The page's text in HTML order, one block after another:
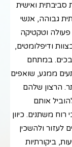
סביבתית ואישית
גבוהה, אנשי
וטקטיקה
ודיפלומטים,
במתחם
ממגע, שואפים
הרצון שלהם
אותם
משתנים. כיוון
לעזור ולהשכין
ביקורתיות